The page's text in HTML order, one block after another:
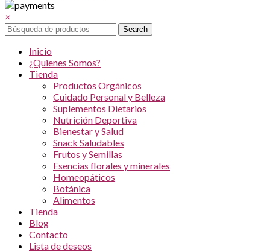
×
Search
Inicio
¿Quienes Somos?
Tienda
Productos Orgánicos
Cuidado Personal y Belleza
Suplementos Dietarios
Nutrición Deportiva
Bienestar y Salud
Snack Saludables
Frutos y Semillas
Esencias florales y minerales
Homeopáticos
Botánica
Alimentos
Tienda
Blog
Contacto
Lista de deseos